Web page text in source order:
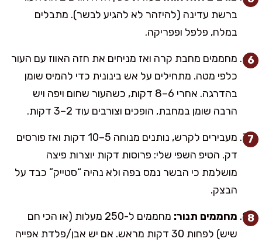
ברשת עדינה (להיזהר לא להגיע לבשר). מתבלים
במלח, פלפל ופפריקה.
מחממים מחבת קרה ואז מניחים את חזה האווז עם העור
כלפי מטה. מתחילים על אש בינונית כדי להמיס שומן
בהדרגה. אחרי 6–8 דקות, כשהעור שחום ויפה ויש
הרבה שומן במחבת, הופכים וצורבים עוד 2–3 דקות.
מעבירים לקרש, נותנים מנוחה 5–10 דקות ואז פורסים
דק. הטיפ השפי שלי: פרוסות דקות יוצרות פיצה
מושלמת כי הבשר נמס בפה ולא נהיה “סטייק” כבד על
הבצק.
מחממים תנור:
מחממים ל-250 מעלות (או הכי חם
שיש) לפחות 30 דקות מראש. אם יש אבן/פלדת אפייה